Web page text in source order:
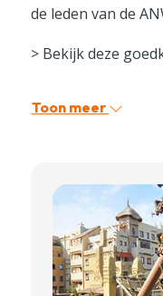
de leden van de
> Bekijk deze
Toon meer